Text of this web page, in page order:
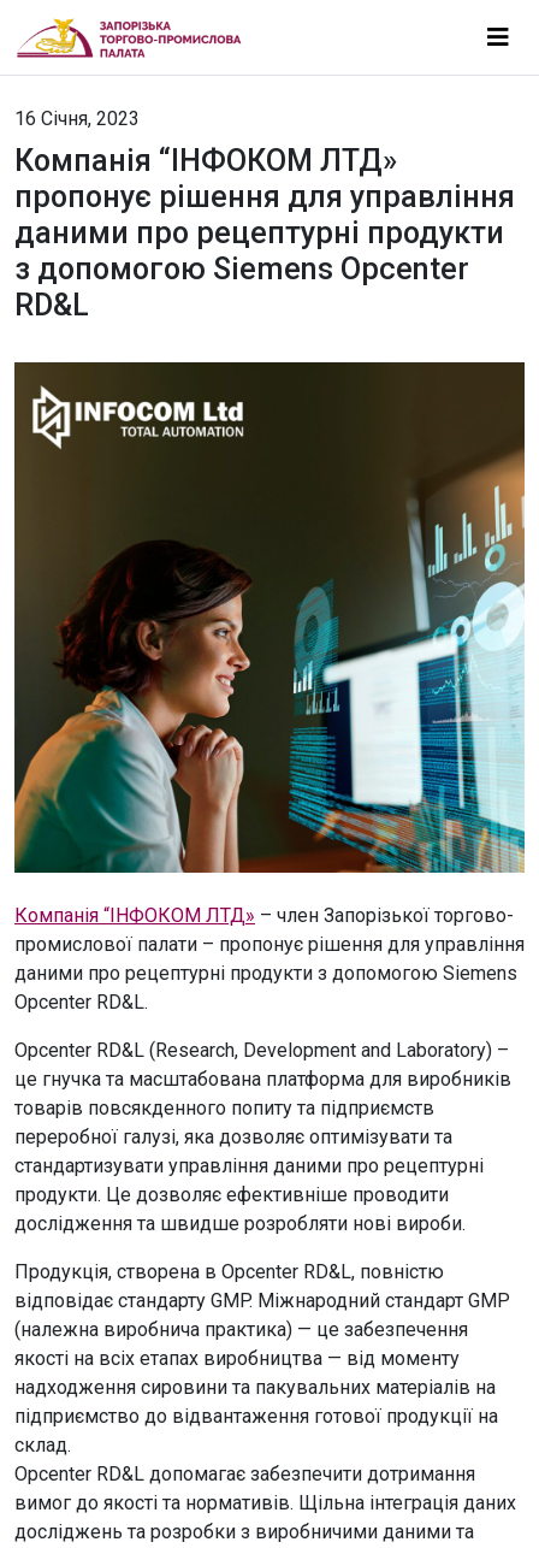
16 Січня, 2023
Компанія “ІНФОКОМ ЛТД»
пропонує рішення для управління
даними про рецептурні продукти
з допомогою Siemens Opcenter
RD&L
Компанія “ІНФОКОМ ЛТД» – член Запорізької торгово-
промислової палати – пропонує рішення для управління
даними про рецептурні продукти з допомогою Siemens
Opcenter RD&L.
Opcenter RD&L (Research, Development and Laboratory) –
це гнучка та масштабована платформа для виробників
товарів повсякденного попиту та підприємств
переробної галузі, яка дозволяє оптимізувати та
стандартизувати управління даними про рецептурні
продукти. Це дозволяє ефективніше проводити
дослідження та швидше розробляти нові вироби.
Продукція, створена в Opcenter RD&L, повністю
відповідає стандарту GMP. Міжнародний стандарт GMP
(належна виробнича практика) — це забезпечення
якості на всіх етапах виробництва — від моменту
надходження сировини та пакувальних матеріалів на
підприємство до відвантаження готової продукції на
склад.
Opcenter RD&L допомагає забезпечити дотримання
вимог до якості та нормативів. Щільна інтеграція даних
досліджень та розробки з виробничими даними та